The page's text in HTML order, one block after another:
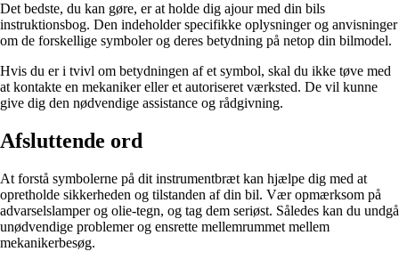
Det bedste, du kan gøre, er at holde dig ajour med din bils
instruktionsbog. Den indeholder specifikke oplysninger og anvisninger
om de forskellige symboler og deres betydning på netop din bilmodel.
Hvis du er i tvivl om betydningen af et symbol, skal du ikke tøve med
at kontakte en mekaniker eller et autoriseret værksted. De vil kunne
give dig den nødvendige assistance og rådgivning.
Afsluttende ord
At forstå symbolerne på dit instrumentbræt kan hjælpe dig med at
opretholde sikkerheden og tilstanden af din bil. Vær opmærksom på
advarselslamper og olie-tegn, og tag dem seriøst. Således kan du undgå
unødvendige problemer og ensrette mellemrummet mellem
mekanikerbesøg.